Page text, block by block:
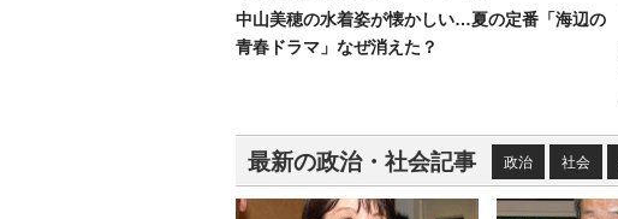
中山美穂の水着姿が懐かしい…夏の定番「海辺の
青春ドラマ」なぜ消えた？
最新の政治・社会記事 政治 社会